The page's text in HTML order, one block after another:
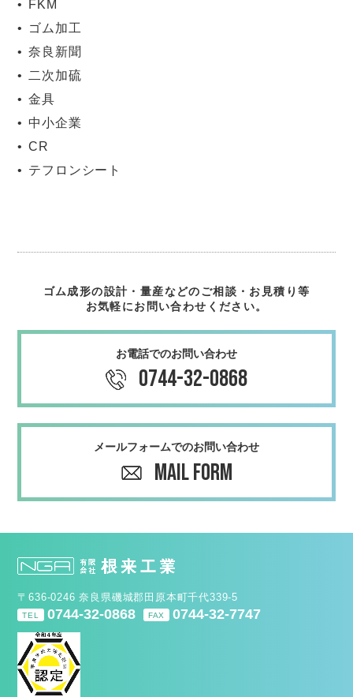
FKM
ゴム加工
奈良新聞
二次加硫
金具
中小企業
CR
テフロンシート
ゴム成形の設計・量産などのご相談・お見積り等
お気軽にお問い合わせください。
お電話でのお問い合わせ
0744-32-0868
メールフォームでのお問い合わせ
MAIL FORM
〒636-0246 奈良県磯城郡⽥原本町千代339-5
TEL 0744-32-0868 FAX 0744-32-7747